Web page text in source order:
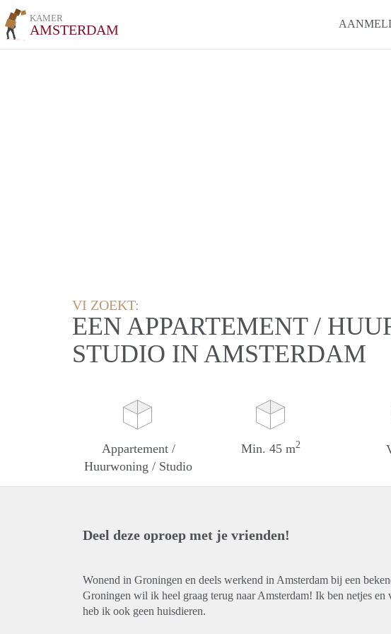
KAMER
AMSTERDAM
VI ZOEKT:
EEN APPARTEMENT /
STUDIO IN AMSTERDAM
Appartement /
Huurwoning / Studio
Min. 45 m2
Deel deze oproep met je vrienden!
Wonend in Groningen en deels werkend in Amsterdam bij een
Groningen wil ik heel graag terug naar Amsterdam! Ik ben netjes
heb ik ook geen huisdieren.